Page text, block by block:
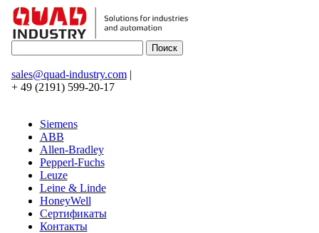
sales@quad-industry.com|
+ 49 (2191) 599-20-17
Siemens
ABB
Allen-Bradley
Pepperl-Fuchs
Leuze
Leine & Linde
HoneyWell
Сертификаты
Контакты